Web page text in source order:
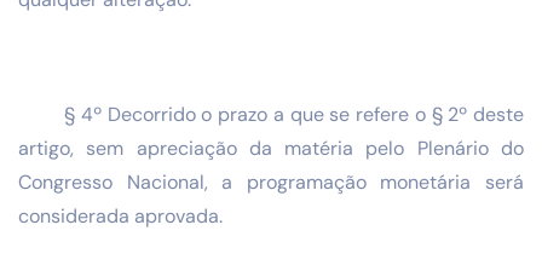
§ 4º Decorrido o prazo a que se refere o § 2º deste
artigo, sem apreciação da matéria pelo Plenário do
Congresso Nacional, a programação monetária será
considerada aprovada.